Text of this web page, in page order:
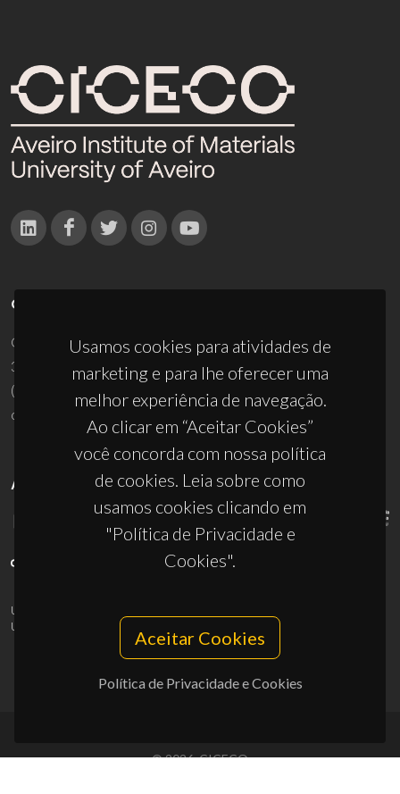
Usamos cookies para atividades de
marketing e para lhe oferecer uma
melhor experiência de navegação.
Ao clicar em “Aceitar Cookies”
você concorda com nossa política
de cookies. Leia sobre como
usamos cookies clicando em
"Política de Privacidade e
Cookies".
Aceitar Cookies
Política de Privacidade e Cookies
CONTACTOS
Campus Universitário de Santiago
3810-193 Aveiro - Portugal
(+351) 234 370 200
ciceco@ua.pt
APOIOS
UID/PRR/50011/2025
UID/PRR2/50011/2025
10.54499/UID/PRR2/50011/2025
© 2026, CICECO